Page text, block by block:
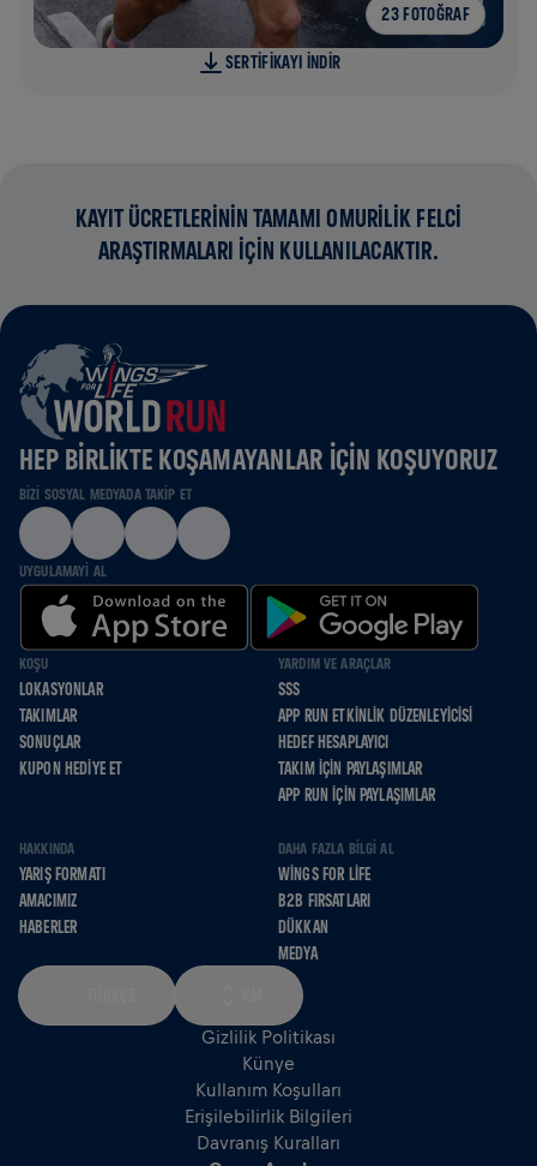
23 FOTOĞRAF
SERTIFIKAYI INDIR
KAYIT ÜCRETLERİNİN TAMAMI OMURİLİK FELCİ
ARAŞTIRMALARI İÇİN KULLANILACAKTIR.
HEP BIRLIKTE KOŞAMAYANLAR IÇIN KOŞUYORUZ
BIZI SOSYAL MEDYADA TAKIP ET
UYGULAMAYI AL
KOŞU
LOKASYONLAR
TAKIMLAR
SONUÇLAR
KUPON HEDIYE ET
YARDIM VE ARAÇLAR
SSS
APP RUN ETKINLIK DÜZENLEYICISI
HEDEF HESAPLAYICI
TAKIM İÇIN PAYLAŞIMLAR
APP RUN İÇIN PAYLAŞIMLAR
HAKKINDA
YARIŞ FORMATI
AMACIMIZ
HABERLER
DAHA FAZLA BILGI AL
WINGS FOR LIFE
B2B FIRSATLARI
DÜKKAN
MEDYA
Gizlilik Politikası
Künye
Kullanım Koşulları
Erişilebilirlik Bilgileri
Davranış Kuralları